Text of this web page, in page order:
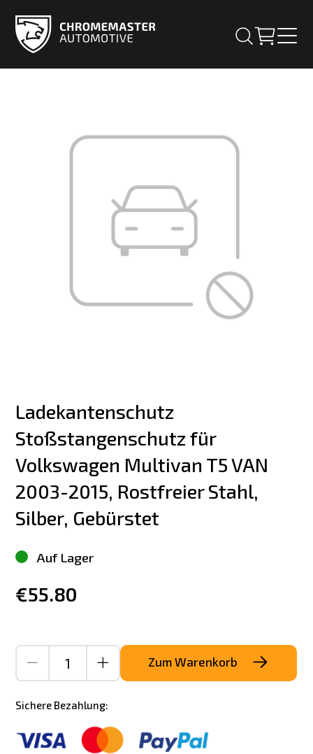
Ladekantenschutz
Stoßstangenschutz für
Volkswagen Multivan T5 VAN
2003-2015, Rostfreier Stahl,
Silber, Gebürstet
Auf Lager
€55.80
Zum Warenkorb
Sichere Bezahlung: